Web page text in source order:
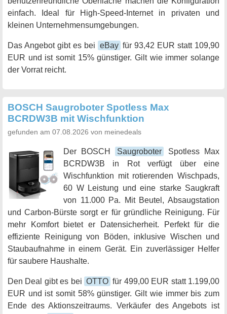
einfach. Ideal für High-Speed-Internet in privaten und
kleinen Unternehmensumgebungen.
Das Angebot gibt es bei eBay für 93,42 EUR statt 109,90
EUR und ist somit 15% günstiger. Gilt wie immer solange
der Vorrat reicht.
BOSCH Saugroboter Spotless Max
BCRDW3B mit Wischfunktion
gefunden am 07.08.2026 von meinedeals
Der BOSCH Saugroboter
Spotless Max
BCRDW3B in Rot verfügt über eine
Wischfunktion mit rotierenden Wischpads,
60 W Leistung und eine starke Saugkraft
von 11.000 Pa. Mit Beutel, Absaugstation
und Carbon-Bürste sorgt er für gründliche Reinigung. Für
mehr Komfort bietet er Datensicherheit. Perfekt für die
effiziente Reinigung von Böden, inklusive Wischen und
Staubaufnahme in einem Gerät. Ein zuverlässiger Helfer
für saubere Haushalte.
Den Deal gibt es bei OTTO für 499,00 EUR statt 1.199,00
EUR und ist somit 58% günstiger. Gilt wie immer bis zum
Ende des Aktionszeitraums. Verkäufer des Angebots ist